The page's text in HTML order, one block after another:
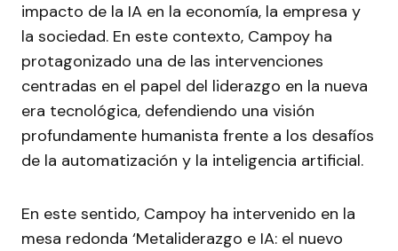
impacto de la IA en la economía, la empresa y
la sociedad. En este contexto, Campoy ha
protagonizado una de las intervenciones
centradas en el papel del liderazgo en la nueva
era tecnológica, defendiendo una visión
profundamente humanista frente a los desafíos
de la automatización y la inteligencia artificial.
En este sentido, Campoy ha intervenido en la
mesa redonda ‘Metaliderazgo e IA: el nuevo